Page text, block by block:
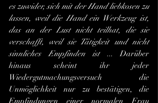
es zuwider, sich mit der Hand liebkosen zu
lassen, weil die Hand ein Werkzeug ist,
das an der Lust nicht teilhat, die sie
verschafft, weil sie Tätigkeit und nicht
sinnliches Empfinden ist ... Darüber
hinaus scheint ihr jeder
Wiedergutmachungsversuch die
Unmöglichkeit nur zu bestätigen, die
Empfindungen einer normalen Frau